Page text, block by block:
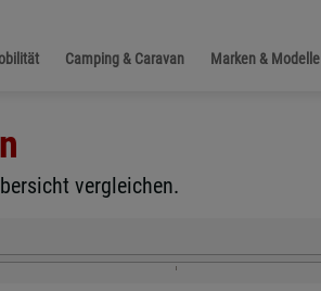
Camping & Caravan Marken & Modelle
vergleichen.